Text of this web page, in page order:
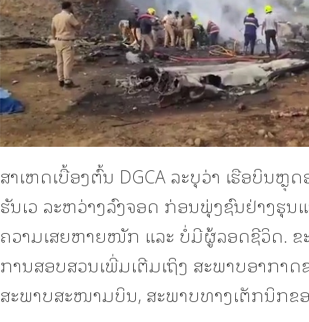
ສາເຫດເບື້ອງຕົ້ນ DGCA ລະບຸວ່າ ເຮືອບິນຫຼຸ
ຮັນເວ ລະຫວ່າງລົງຈອດ ກ່ອນພຸ່ງຊົນຢ່າງຮຸນ
ຄວາມເສຍຫາຍໜັກ ແລະ ບໍ່ມີຜູ້ລອດຊີວິດ. ຂ
ການສອບສວນເພີ່ມເຕີມເຖິງ ສະພາບອາກາດ
ສະພາບສະໜາມບິນ, ສະພາບທາງເຕັກນິກຂ